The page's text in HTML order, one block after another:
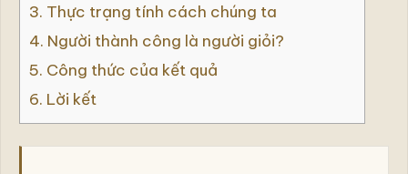
3. Thực trạng tính cách chúng ta
4. Người thành công là người giỏi?
5. Công thức của kết quả
6. Lời kết